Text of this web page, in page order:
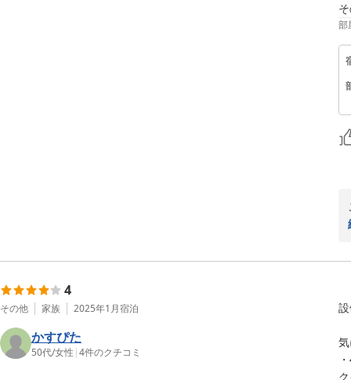
部
4
その他 家族 2025年1月宿泊
かすぴた
50代/女性 |4件のクチコミ